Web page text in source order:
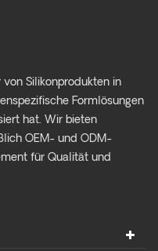
Silikonprodukten in
Formlösungen
hat. Wir bieten
OEM- und ODM-
für Qualität und